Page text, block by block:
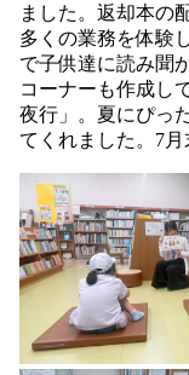
ました。返却本の
多くの業務を体験
で子供達に読み聞
コーナーも作成し
夜行」。夏にぴっ
てくれました。7月